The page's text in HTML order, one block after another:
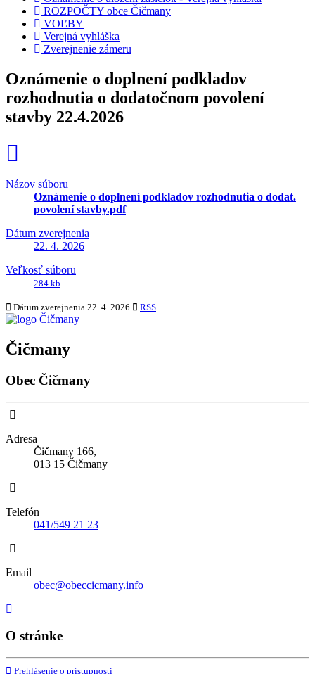
ROZPOČTY obce Čičmany
VOĽBY
Verejná vyhláška
Zverejnenie zámeru
Oznámenie o doplnení podkladov
rozhodnutia o dodatočnom povolení
stavby 22.4.2026
Názov súboru
Oznámenie o doplnení podkladov rozhodnutia o dodat.
povolení stavby.pdf
Dátum zverejnenia
22. 4. 2026
Veľkosť súboru
284 kb
Dátum zverejnenia 22. 4. 2026 RSS
Čičmany
Obec Čičmany
Adresa
Čičmany 166,
013 15 Čičmany
Telefón
041/549 21 23
Email
obec@obeccicmany.info
O stránke
Prehlásenie o prístupnosti